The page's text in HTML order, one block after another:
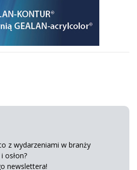
z wydarzeniami w branży
osłon?
newslettera!